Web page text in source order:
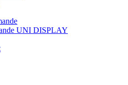
UNI DISPLAY